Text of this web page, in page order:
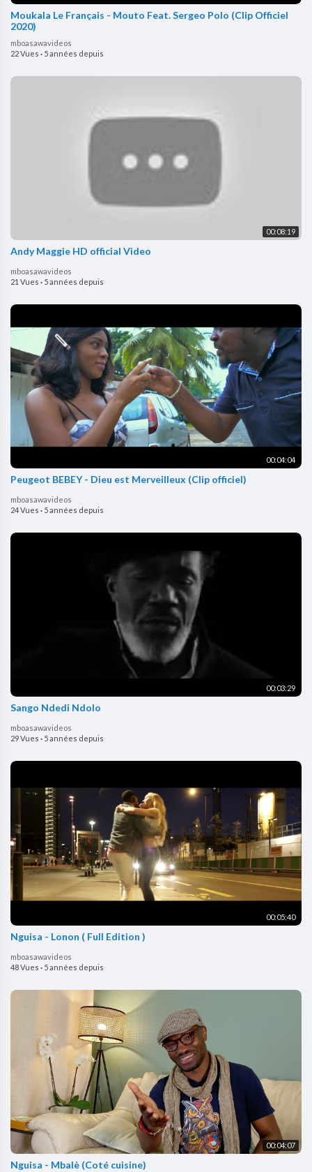
Moukala Le Français - Mouto Feat. Sergeo Polo (Clip Officiel
2020)
mboasawavideos
22 Vues · 5 années depuis
00:08:19
Andy Maggie HD official Video
mboasawavideos
21 Vues · 5 années depuis
00:04:04
Peugeot BEBEY - Dieu est Merveilleux (Clip officiel)
mboasawavideos
24 Vues · 5 années depuis
00:03:29
Sango Ndedi Ndolo
mboasawavideos
29 Vues · 5 années depuis
00:05:40
Nguisa - Lonon ( Full Edition )
mboasawavideos
48 Vues · 5 années depuis
00:04:07
Nguisa - Mbalè (Coté cuisine)